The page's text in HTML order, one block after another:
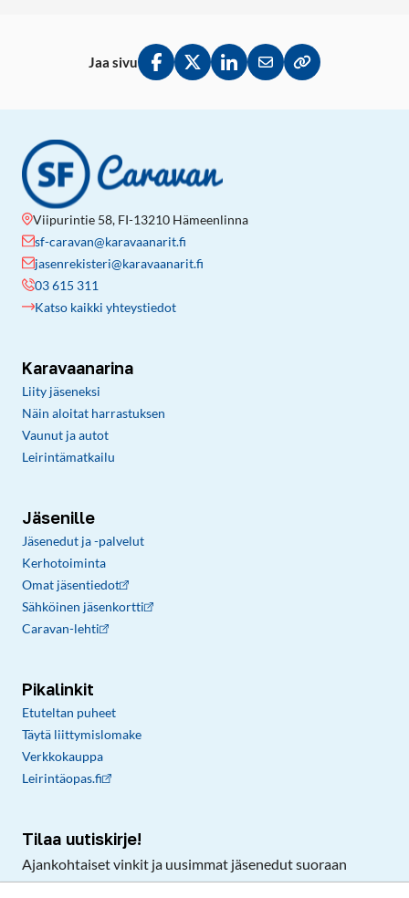
Jaa sivu
Jaa Facebookissa
Jaa Twitterissä
Jaa LinkedInissä
Jaa sähköpostitse
Kopioi linkki
Viipurintie 58, FI-13210 Hämeenlinna
sf-caravan@karavaanarit.fi
jasenrekisteri@karavaanarit.fi
03 615 311
Katso kaikki yhteystiedot
Karavaanarina
Liity jäseneksi
Näin aloitat harrastuksen
Vaunut ja autot
Leirintämatkailu
Jäsenille
Jäsenedut ja -palvelut
Kerhotoiminta
Omat jäsentiedot
Sähköinen jäsenkortti
Caravan-lehti
Pikalinkit
Etuteltan puheet
Täytä liittymislomake
Verkkokauppa
Leirintäopas.fi
Tilaa uutiskirje!
Ajankohtaiset vinkit ja uusimmat jäsenedut suoraan